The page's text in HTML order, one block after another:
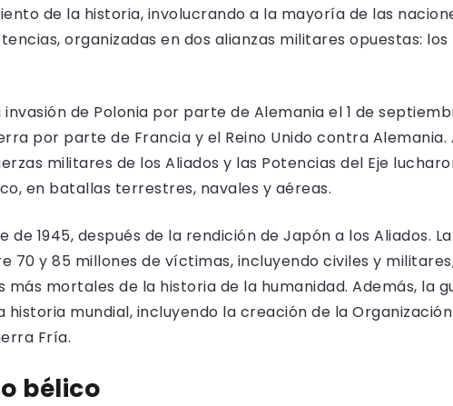
de la historia, involucrando a la mayoría de las
organizadas en dos alianzas militares opuestas: los
de Polonia por parte de Alemania el 1 de
por parte de Francia y el Reino Unido contra Alemania.
militares de los Aliados y las Potencias del Eje
en batallas terrestres, navales y aéreas.
1945, después de la rendición de Japón a los Aliados. La
70 y 85 millones de víctimas, incluyendo civiles y
mortales de la historia de la humanidad. Además, la
mundial, incluyendo la creación de la
Fría.
bélico